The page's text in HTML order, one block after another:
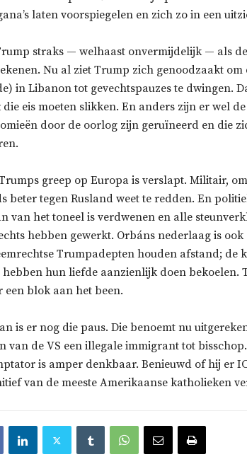
laten voorspiegelen en zich zo in een
straks — welhaast onvermijdelijk — als
Nu al ziet Trump zich genoodzaakt
in Libanon tot gevechtspauzes te dwingen.
die eis moeten slikken. En anders zijn er wel
door de oorlog zijn geruïneerd en die
greep op Europa is verslapt. Militair,
beter tegen Rusland weet te redden. En
van het toneel is verdwenen en alle
hebben gewerkt. Orbáns nederlaag is
Trumpadepten houden afstand; de
hebben hun liefde aanzienlijk doen bekoelen.
een blok aan het been.
is er nog die paus. Die benoemt nu
van de VS een illegale immigrant tot
is amper denkbaar. Benieuwd of hij er
van de meeste Amerikaanse katholieken